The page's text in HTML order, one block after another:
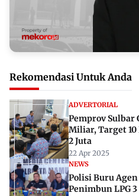
Rekomendasi Untuk Anda
ADVERTORIAL
Pemprov Sulbar
Miliar, Target 10
2 Juta
22 Apr 2025
NEWS
Polisi Buru
Penimbun LPG